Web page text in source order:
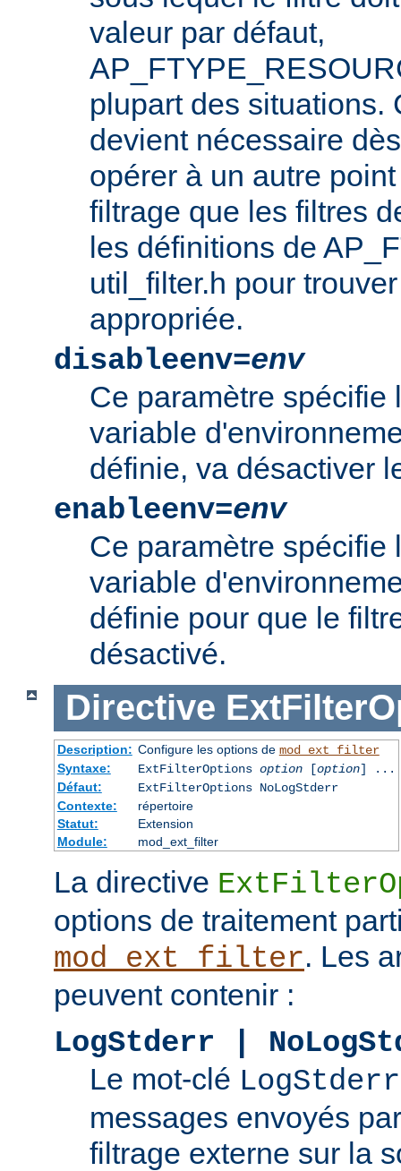
valeur par défaut,
plupart des situations.
devient nécessaire
opérer à un autre
filtrage que les filtres
les définitions de
util_filter.h pour
appropriée.
disableenv=env
Ce paramètre spécifie
variable
définie, va désactiver
enableenv=env
Ce paramètre spécifie
variable
définie pour que le
désactivé.
Directive
Description: Configure les options de mod_ext_filter
Syntaxe:
ExtFilterOptions option[option] ...
Défaut:
ExtFilterOptions NoLogStderr
Contexte:
répertoire
Statut:
Extension
Module:
mod_ext_filter
La directive
options de traitement
mod_ext_filter. Les
peuvent contenir :
LogStderr |
Le mot-clé LogStderr
messages envoyés
filtrage externe sur la